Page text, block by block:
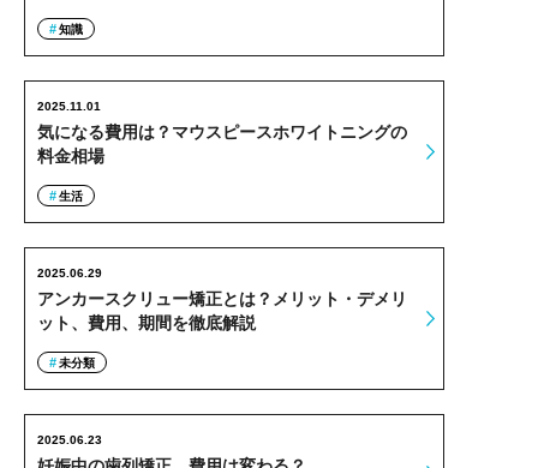
知識
気になる費用は？マウスピースホワイトニングの
料金相場
2025.11.01
生活
アンカースクリュー矯正とは？メリット・デメリ
ット、費用、期間を徹底解説
2025.06.29
未分類
2025.06.23